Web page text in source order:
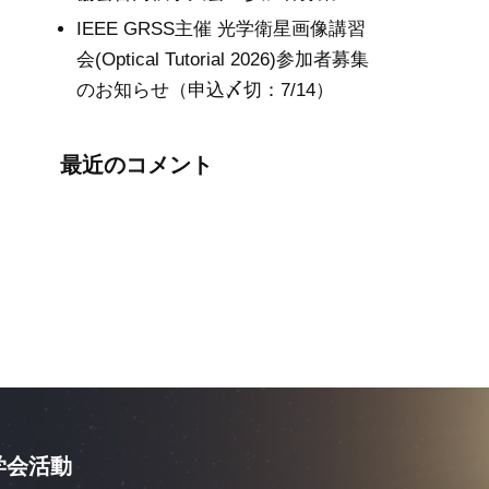
IEEE GRSS主催 光学衛星画像講習
会(Optical Tutorial 2026)参加者募集
のお知らせ（申込〆切：7/14）
最近のコメント
会活動